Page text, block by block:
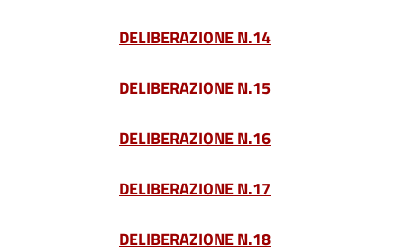
DELIBERAZIONE N.14
DELIBERAZIONE N.15
DELIBERAZIONE N.16
DELIBERAZIONE N.17
DELIBERAZIONE N.18